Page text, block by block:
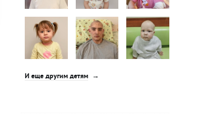
И еще другим детям